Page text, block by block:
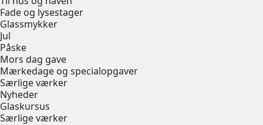
Fade og lysestager
Glassmykker
Jul
Påske
Mors dag gave
Mærkedage og specialopgaver
Særlige værker
Nyheder
Glaskursus
Særlige værker